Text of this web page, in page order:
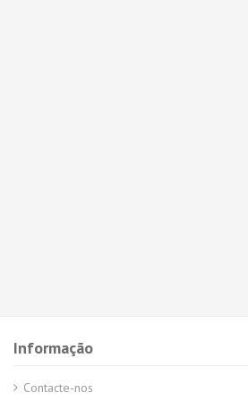
Informação
Contacte-nos